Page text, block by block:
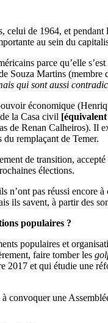
de 1964, et
au sein du
parce qu’elle
Souza Martins
qui sont aussi
économique
la Casa civil [
de Renan Calheiros). Il
du remplaçant de Temer.
de transition,
élections.
n’ont pas réussi
savent, à partir des
populaires ?
populaires et
faire tomber les
et qui étudie une
convoquer une